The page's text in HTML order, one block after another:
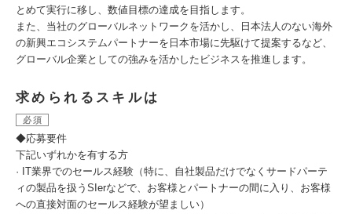
とめて実行に移し、数値目標の達成を目指します。
また、当社のグローバルネットワークを活かし、日本法人のない海外
の新興エコシステムパートナーを日本市場に先駆けて提案するなど、
グローバル企業としての強みを活かしたビジネスを推進します。
求められるスキルは
必須
◆応募要件
下記いずれかを有する方
· IT業界でのセールス経験（特に、自社製品だけでなくサードパーテ
ィの製品を扱うSIerなどで、お客様とパートナーの間に入り、お客様
への直接対面のセールス経験が望ましい）